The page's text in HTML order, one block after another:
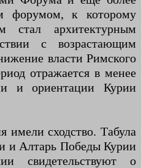
форумом, к которому
стал архитектурным
с возрастающим
власти Римского
отражается в менее
и ориентации Курии
имели сходство. Табула
и Алтарь Победы Курии
о